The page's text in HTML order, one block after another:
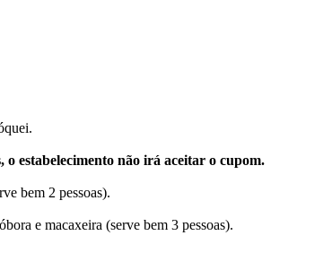
o estabelecimento não irá aceitar o cupom.
bem 2 pessoas).
e macaxeira (serve bem 3 pessoas).